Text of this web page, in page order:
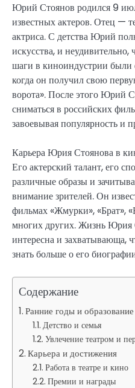
Юрий Стоянов родился 9
известных актеров. Отец —
актриса. С детства Юрий
искусства, и
шаги в киноиндустрии
когда он получил свою
ворота». После этого Юрий
сниматься в российских
завоевывая популярность и
Карьера Юрия Стоянова в
Его актерский талант, его
различные образы и
внимание зрителей. Он
фильмах «Жмурки», «Брат»,
многих других. Жизнь Юрия
интересна и захватывающа,
знать больше о его
Содержание
Ранние годы и образование
Детство и семья
Увлечение театром и
Карьера и достижения
Работа в театре и кино
Премии и награды